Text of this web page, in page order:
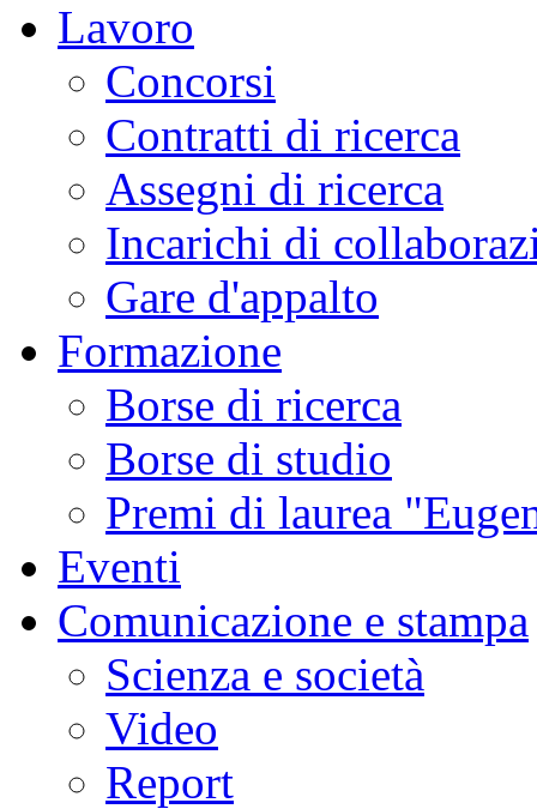
Lavoro
Concorsi
Contratti di ricerca
Assegni di ricerca
Incarichi di
Gare d'appalto
Formazione
Borse di ricerca
Borse di studio
Premi di laurea
Eventi
Comunicazione e stampa
Scienza e società
Video
Report